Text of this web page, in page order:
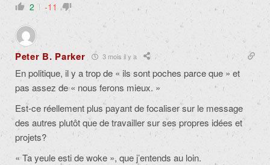
2 -11
Peter B. Parker 3 mois il y a
En politique, il y a trop de « ils sont poches parce que » et
pas assez de « nous ferons mieux. »
Est-ce réellement plus payant de focaliser sur le message
des autres plutôt que de travailler sur ses propres idées et
projets?
« Ta yeule esti de woke », que j’entends au loin.